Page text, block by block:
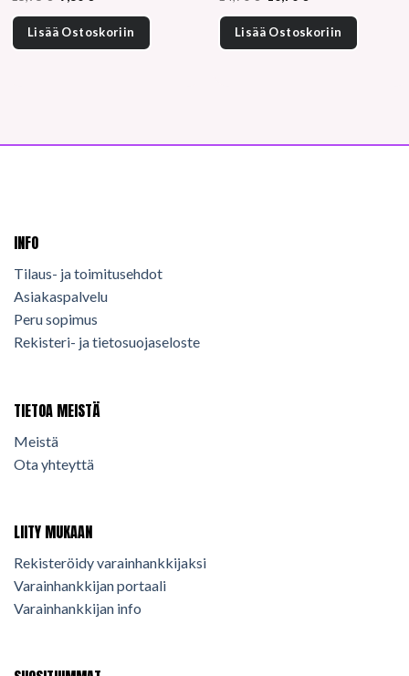
hinta
oli:
15,95 €.
on:
9,80 €.
Lisää Ostoskoriin
hinta
oli:
14,70 €.
on:
10,70 €.
Lisää Ostoskoriin
INFO
Tilaus- ja toimitusehdot
Asiakaspalvelu
Peru sopimus
Rekisteri- ja tietosuojaseloste
TIETOA MEISTÄ
Meistä
Ota yhteyttä
LIITY MUKAAN
Rekisteröidy varainhankkijaksi
Varainhankkijan portaali
Varainhankkijan info